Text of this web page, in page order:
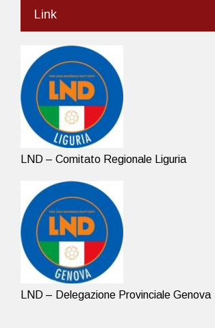
Link
LND – Comitato Regionale Liguria
LND – Delegazione Provinciale Genova